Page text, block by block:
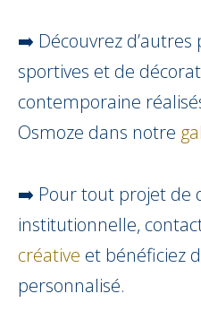
➡️ Découvrez
sportives et de
contemporaine
Osmoze dans notre
➡️ Pour tout projet de
institutionnelle,
créative et bénéficiez
personnalisé.